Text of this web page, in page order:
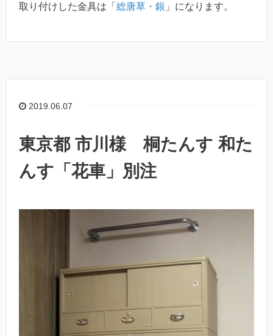
取り付けした金具は「 総唐草・銀 」になります。
2019.06.07
東京都 市川様 桐たんす 和た
んす「花車」別注